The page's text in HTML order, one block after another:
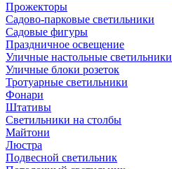
Прожекторы
Садово-парковые светильники
Садовые фигуры
Праздничное освещение
Уличные настольные светильники
Уличные блоки розеток
Тротуарные светильники
Фонари
Штативы
Светильники на столбы
Майтони
Люстра
Подвесной светильник